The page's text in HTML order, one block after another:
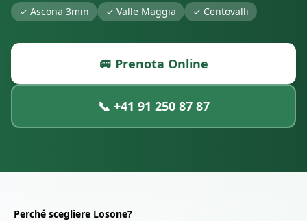
✓ Ascona 3min ✓ Valle Maggia ✓ Centovalli
🚐 Prenota Online
📞 +41 91 250 87 87
Perché scegliere Losone?